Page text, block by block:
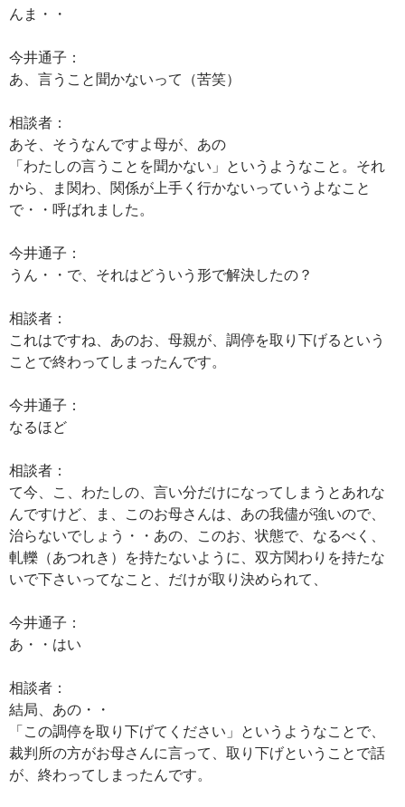
んま・・
今井通子：
あ、言うこと聞かないって（苦笑）
相談者：
あそ、そうなんですよ母が、あの
「わたしの言うことを聞かない」というようなこと。それ
から、ま関わ、関係が上手く行かないっていうよなこと
で・・呼ばれました。
今井通子：
うん・・で、それはどういう形で解決したの？
相談者：
これはですね、あのお、母親が、調停を取り下げるという
ことで終わってしまったんです。
今井通子：
なるほど
相談者：
て今、こ、わたしの、言い分だけになってしまうとあれな
んですけど、ま、このお母さんは、あの我儘が強いので、
治らないでしょう・・あの、このお、状態で、なるべく、
軋轢（あつれき）を持たないように、双方関わりを持たな
いで下さいってなこと、だけが取り決められて、
今井通子：
あ・・はい
相談者：
結局、あの・・
「この調停を取り下げてください」というようなことで、
裁判所の方がお母さんに言って、取り下げということで話
が、終わってしまったんです。